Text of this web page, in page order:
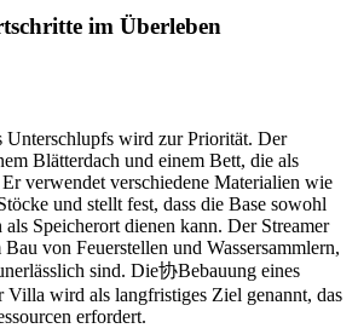
im Überleben
Unterschlupfs wird zur Priorität. Der
Blätterdach und einem Bett, die als
verwendet verschiedene Materialien wie
und stellt fest, dass die Base sowohl
als Speicherort dienen kann. Der Streamer
von Feuerstellen und Wassersammlern,
sind. Die协Bebauung eines
Villa wird als langfristiges Ziel genannt, das
erfordert.